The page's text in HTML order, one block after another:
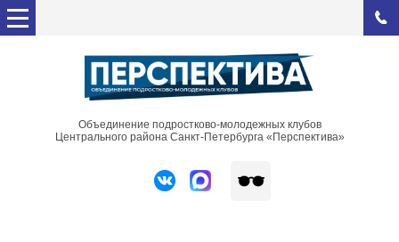
Объединение подростково-молодежных клубов
Центрального района Санкт-Петербурга «Перспектива»